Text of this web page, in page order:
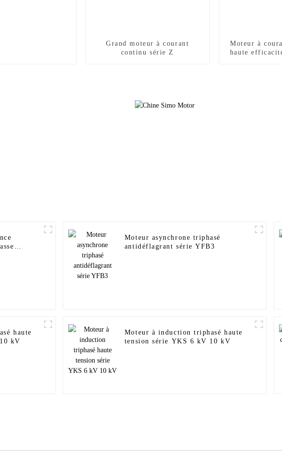
Grand moteur à courant
continu série Z
Moteur à
haute
Moteur asynchrone triphasé
antidéflagrant série YFB3
haute
kV
Moteur à induction triphasé haute
tension série YKS 6 kV 10 kV